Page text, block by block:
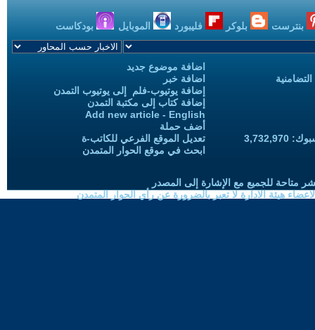
بنترست بلوكر فليبورد الموبايل بودكاست
اضافة موضوع جديد
اضافة خبر
إضافة يوتيوب-فلم إلى يوتيوب التمدن
إضافة كتاب إلى مكتبة التمدن
Add new article - English
أضف حملة
تعديل الموقع الفرعي للكاتب-ة
ابحث في موقع الحوار المتمدن
متاحة للجميع مع الإشارة إلى المصدر
هيئة الادارة لا تعبر بالضرورة عن رأي الحوار المتمدن